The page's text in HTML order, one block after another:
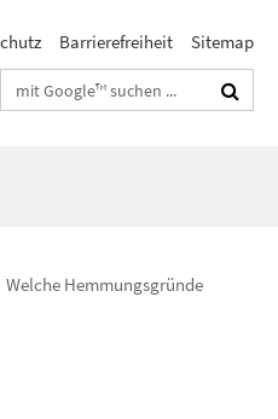
Barrierefreiheit Sitemap
Suchbegriffe
Welche Hemmungsgründe